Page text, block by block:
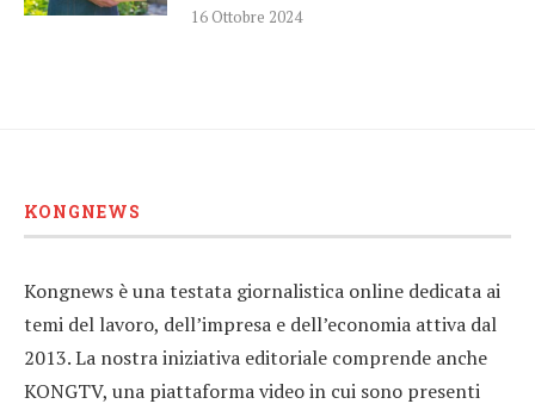
16 Ottobre 2024
KONGNEWS
Kongnews è una testata giornalistica online dedicata ai
temi del lavoro, dell’impresa e dell’economia attiva dal
2013. La nostra iniziativa editoriale comprende anche
KONGTV, una piattaforma video in cui sono presenti